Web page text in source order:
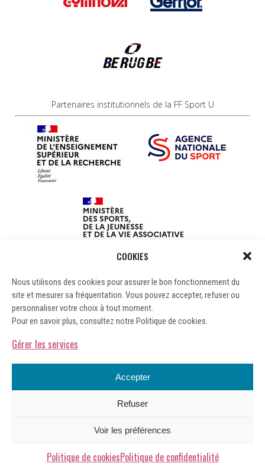
COOKIES
Nous utilisons des cookies pour assurer le bon fonctionnement du
site et mesurer sa fréquentation. Vous pouvez accepter, refuser ou
personnaliser votre choix à tout moment.
Pour en savoir plus, consultez notre Politique de cookies.
Gérer les services
Accepter
Refuser
Voir les préférences
Politique de cookiesPolitique de confidentialité
Partenaires institutionnels de la FF Sport U
Gérer les cookies